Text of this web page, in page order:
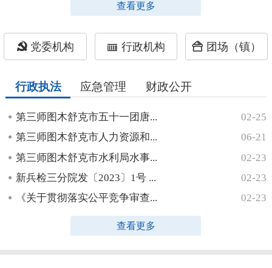
查看更多
党委机构 行政机构 团场（镇）
行政执法 应急管理 财政公开
第三师图木舒克市五十一团唐...
02-25
第三师图木舒克市人力资源和...
06-21
第三师图木舒克市水利局水事...
02-23
新兵检三分院发〔2023〕1号 ...
02-23
《关于贯彻落实公平竞争审查...
02-23
查看更多